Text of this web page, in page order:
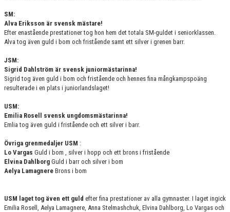
SM:
Alva Eriksson är svensk mästare!
Efter enastående prestationer tog hon hem det totala SM-guldet i seniorklassen.
Alva tog även guld i bom och fristående samt ett silver i grenen barr.
JSM:
Sigrid Dahlström är svensk juniormästarinna!
Sigrid tog även guld i bom och fristående och hennes fina mångkampspoäng
resulterade i en plats i juniorlandslaget!
USM:
Emilia Rosell svensk ungdomsmästarinna!
Emlia tog även guld i fristående och ett silver i barr.
Övriga grenmedaljer USM :
Lo Vargas Guld i bom , silver i hopp och ett brons i fristående
Elvina Dahlborg Guld i barr och silver i bom
Aelya Lamagnere Brons i bom
USM laget tog även ett guld efter fina prestationer av alla gymnaster. I laget ingick
Emilia Rosell, Aelya Lamagnere, Anna Stelmashchuk, Elvina Dahlborg, Lo Vargas och